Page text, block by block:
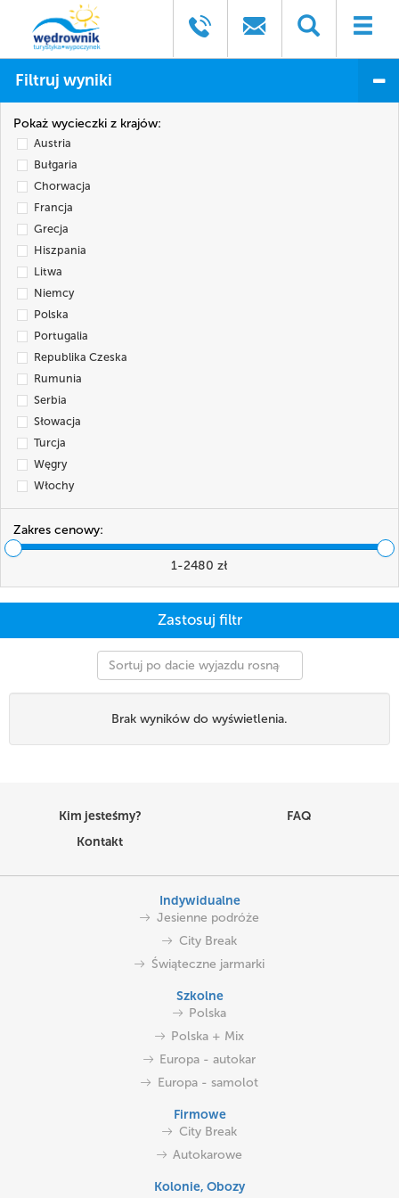
Filtruj wyniki
Pokaż wycieczki z krajów:
Austria
Bułgaria
Chorwacja
Francja
Grecja
Hiszpania
Litwa
Niemcy
Polska
Portugalia
Republika Czeska
Rumunia
Serbia
Słowacja
Turcja
Węgry
Włochy
Zakres cenowy:
1-2480 zł
Sortuj po dacie wyjazdu rosnąco
Brak wyników do wyświetlenia.
Kim jesteśmy?
FAQ
Kontakt
Indywidualne
Jesienne podróże
City Break
Świąteczne jarmarki
Szkolne
Polska
Polska + Mix
Europa - autokar
Europa - samolot
Firmowe
City Break
Autokarowe
Kolonie, Obozy